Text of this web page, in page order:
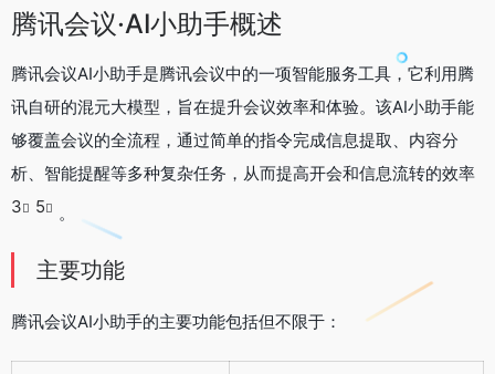
腾讯会议·AI小助手概述
腾讯会议AI小助手是腾讯会议中的一项智能服务工具，它利用腾
讯自研的混元大模型，旨在提升会议效率和体验。该AI小助手能
够覆盖会议的全流程，通过简单的指令完成信息提取、内容分
析、智能提醒等多种复杂任务，从而提高开会和信息流转的效率
3
5 。
主要功能
腾讯会议AI小助手的主要功能包括但不限于：